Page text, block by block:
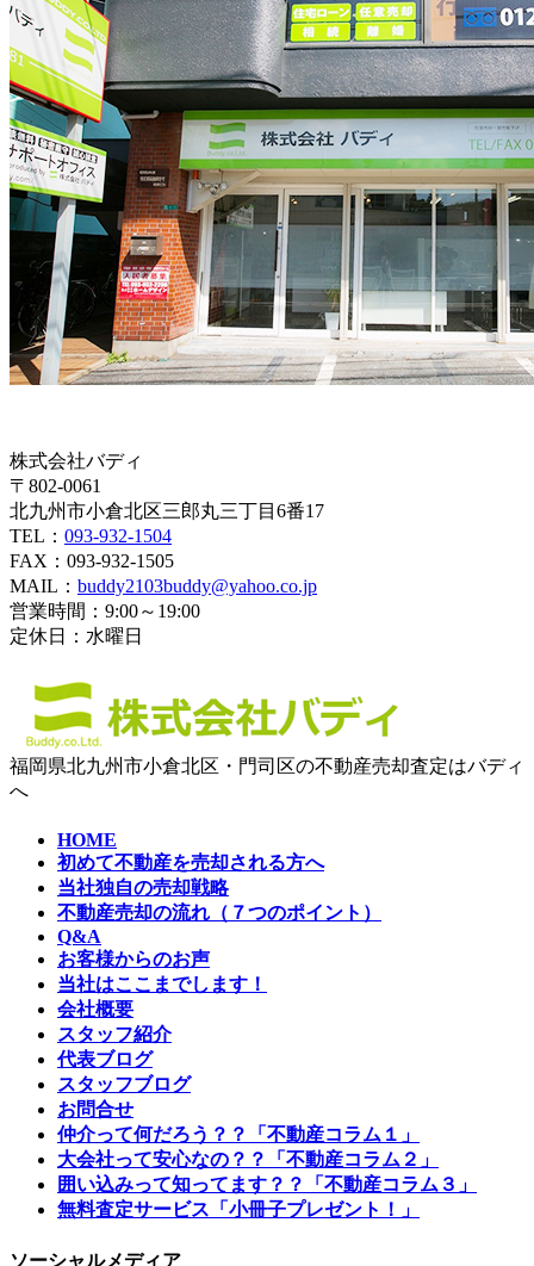
株式会社バディ
〒802-0061
北九州市小倉北区三郎丸三丁目6番17
TEL： 093-932-1504
FAX：093-932-1505
MAIL： buddy2103buddy@yahoo.co.jp
営業時間：9:00～19:00
定休日：水曜日
福岡県北九州市小倉北区・門司区の不動産売却査定はバディ
へ
HOME
初めて不動産を売却される方へ
当社独自の売却戦略
不動産売却の流れ（７つのポイント）
Q&A
お客様からのお声
当社はここまでします！
会社概要
スタッフ紹介
代表ブログ
スタッフブログ
お問合せ
仲介って何だろう？？「不動産コラム１」
大会社って安心なの？？「不動産コラム２」
囲い込みって知ってます？？「不動産コラム３」
無料査定サービス「小冊子プレゼント！」
ソーシャルメディア